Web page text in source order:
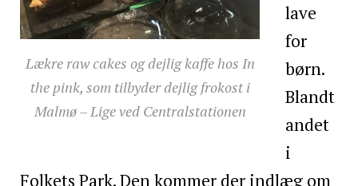
Lækre raw cakes og dejlig kaffe hos In
the pink, som tilbyder dejlig frokost i
Malmø – Lige ved Centralstationen
lave
for
børn.
Blandt
andet
i
Folkets Park. Den kommer der indlæg om